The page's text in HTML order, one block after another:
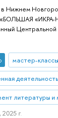
Нижнем
«БОЛЬШАЯ
мастер-классы
деятельность
литературы и
г.